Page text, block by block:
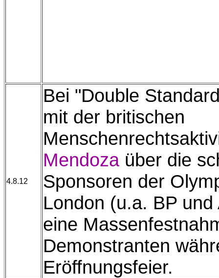
4.8.12
Bei "Double
mit der britischen
Mendozaüber die
Sponsoren der
London (u.a. BP
eine
Demonstranten
Eröffnungsfeier.